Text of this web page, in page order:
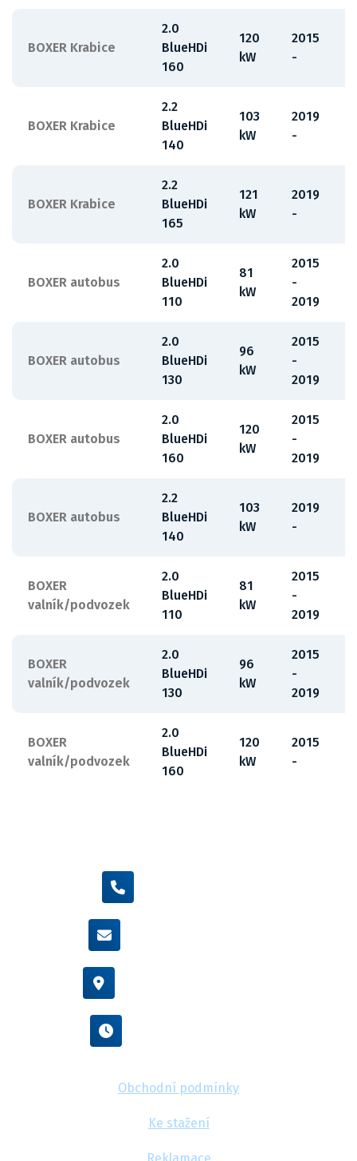
BOXER Krabice
2.0
BlueHDi
160
120
kW
2015
-
BOXER Krabice
2.2
BlueHDi
140
103
kW
2019
-
BOXER Krabice
2.2
BlueHDi
165
121
kW
2019
-
BOXER autobus
2.0
BlueHDi
110
81
kW
2015
-
2019
BOXER autobus
2.0
BlueHDi
130
96
kW
2015
-
2019
BOXER autobus
2.0
BlueHDi
160
120
kW
2015
-
2019
BOXER autobus
2.2
BlueHDi
140
103
kW
2019
-
BOXER
valník/podvozek
2.0
BlueHDi
110
81
kW
2015
-
2019
BOXER
valník/podvozek
2.0
BlueHDi
130
96
kW
2015
-
2019
BOXER
valník/podvozek
2.0
BlueHDi
160
120
kW
2015
-
Obchodní podmínky
Ke stažení
Reklamace